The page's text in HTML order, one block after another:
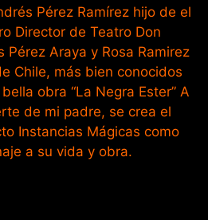
Pérez Ramírez hijo de el
Director de Teatro Don
Pérez Araya y Rosa Ramirez
Chile, más bien conocidos
obra “La Negra Ester” A
de mi padre, se crea el
Instancias Mágicas como
a su vida y obra.